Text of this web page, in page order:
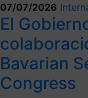
07/07/2026
El
Bavarian
Congress